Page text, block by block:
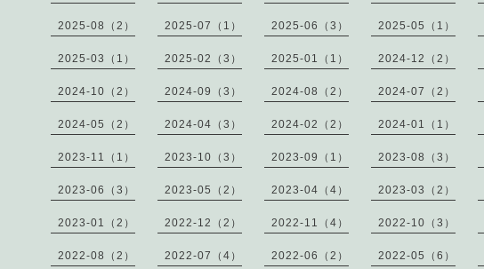
2025-08（2） 2025-07（1） 2025-06（3） 2025-05（1）
2025-03（1） 2025-02（3） 2025-01（1） 2024-12（2）
2024-10（2） 2024-09（3） 2024-08（2） 2024-07（2）
2024-05（2） 2024-04（3） 2024-02（2） 2024-01（1）
2023-11（1） 2023-10（3） 2023-09（1） 2023-08（3）
2023-06（3） 2023-05（2） 2023-04（4） 2023-03（2）
2023-01（2） 2022-12（2） 2022-11（4） 2022-10（3）
2022-08（2） 2022-07（4） 2022-06（2） 2022-05（6）